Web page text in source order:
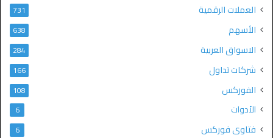
العملات الرقمية 731
الأسهم 638
الاسواق العربية 284
شركات تداول 166
الفوركس 108
الأدوات 6
فتاوى فوركس 6